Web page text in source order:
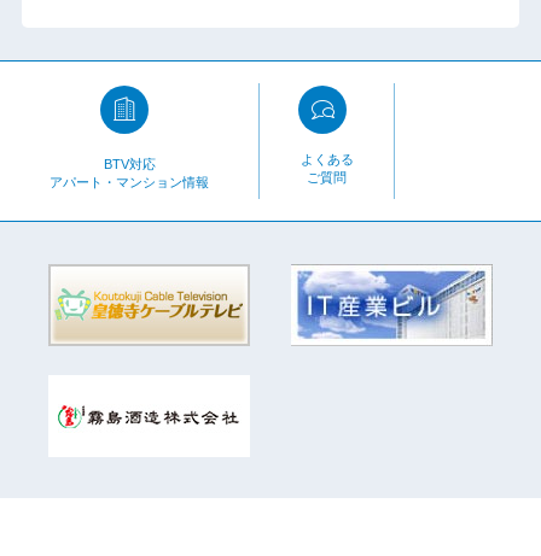
BTV対応
アパート・マンション情報
よくある
ご質問